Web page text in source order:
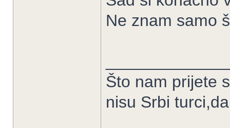
Ne znam samo
Što nam prijete
nisu Srbi